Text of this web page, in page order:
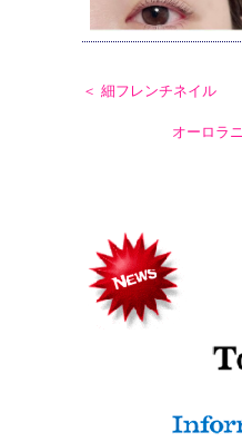
＜ 細フレンチネイル
オーロラ